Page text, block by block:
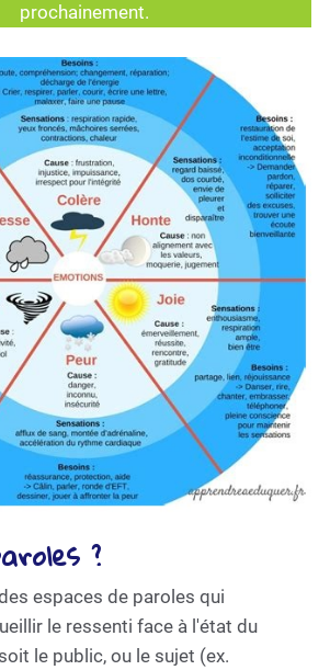
prochainement.
?
espaces de paroles qui
le ressenti face à l'état du
le public, ou le sujet (ex.